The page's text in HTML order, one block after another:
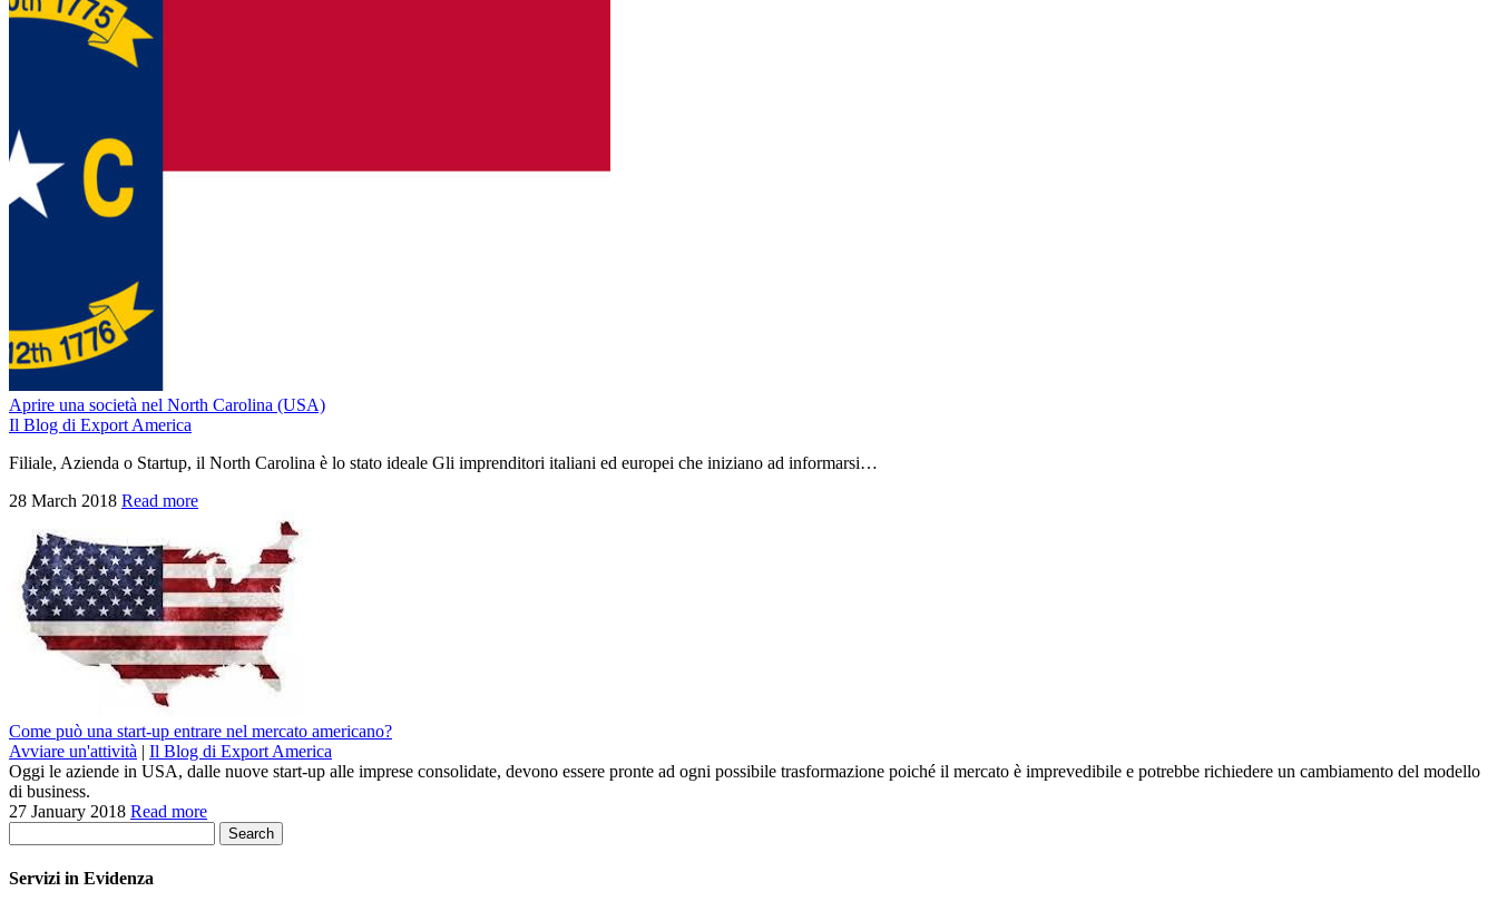
Aprire una società nel North Carolina (USA)
Il Blog di Export America
Filiale, Azienda o Startup, il North Carolina è lo stato ideale Gli imprenditori italiani ed europei che iniziano ad informarsi…
28 March 2018 Read more
Come può una start-up entrare nel mercato americano?
Avviare un'attività | Il Blog di Export America
Oggi le aziende in USA, dalle nuove start-up alle imprese consolidate, devono essere pronte ad ogni possibile trasformazione poiché il mercato è imprevedibile e potrebbe richiedere un cambiamento del modello
di business.
27 January 2018 Read more
Search
Servizi in Evidenza